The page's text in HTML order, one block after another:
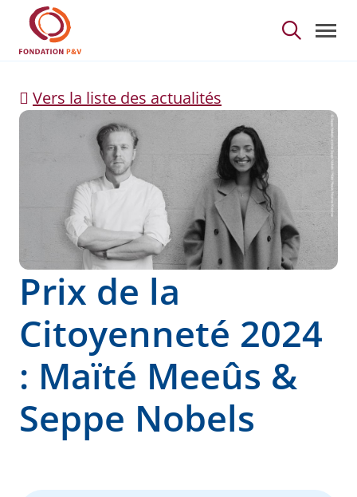
Saut au contenu principal
Prix de la Citoyenneté
Vers la liste des actualités
Prix de la
Citoyenneté 2024
: Maïté Meeûs &
Seppe Nobels